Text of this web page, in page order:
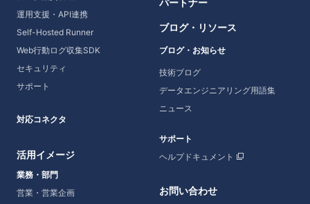
運用支援・API連携
Self-Hosted Runner
Web行動ログ収集SDK
セキュリティ
サポート
対応コネクタ
活用イメージ
業務・部門
営業・営業企画
ブログ・リソース
ブログ・お知らせ
技術ブログ
データエンジニアリング用語集
ニュース
サポート
ヘルプドキュメント
お問い合わせ